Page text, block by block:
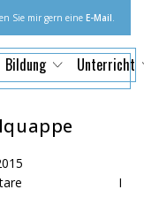
Sie mir gern eine E-Mail.
Bildung Unterricht
I